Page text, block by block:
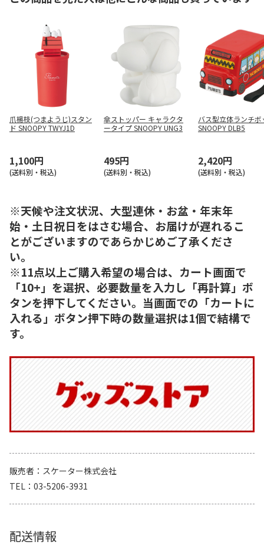
爪楊枝(つまようじ)スタン
ド SNOOPY TWYJ1D
1,100円
(送料別・税込)
傘ストッパー キャラクタ
ータイプ SNOOPY UNG3
495円
(送料別・税込)
バス型立体ランチボ
SNOOPY DLB5
2,420円
(送料別・税込)
※天候や注文状況、大型連休・お盆・年末年
始・土日祝日をはさむ場合、お届けが遅れるこ
とがございますのであらかじめご了承くださ
い。
※11点以上ご購入希望の場合は、カート画面で
「10+」を選択、必要数量を入力し「再計算」ボ
タンを押下してください。当画面での「カートに
入れる」ボタン押下時の数量選択は1個で結構で
す。
販売者
スケーター株式会社
TEL
03-5206-3931
配送情報